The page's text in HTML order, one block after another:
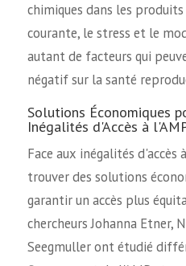
chimiques dans les
courante, le stress et le
autant de facteurs qui
négatif sur la santé
Solutions Économiques
Inégalités d'Accès à
Face aux inégalités d'accès
trouver des solutions
garantir un accès plus
chercheurs Johanna Etner,
Seegmuller ont étudié